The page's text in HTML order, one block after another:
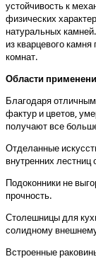
устойчивость к
физических
натуральных
из кварцевого
комнат.
Области
Благодаря
фактур и цветов,
получают все
Отделанные
внутренних
Подоконники не
прочность.
Столешницы для
солидному
Встроенные